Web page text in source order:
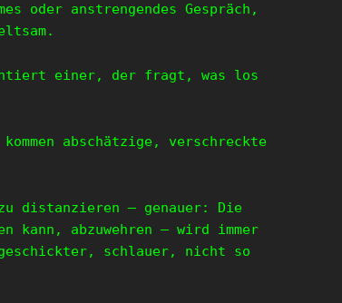
oder anstrengendes Gespräch,
einer, der fragt, was los
abschätzige, verschreckte
distanzieren – genauer: Die
kann, abzuwehren – wird immer
schlauer, nicht so